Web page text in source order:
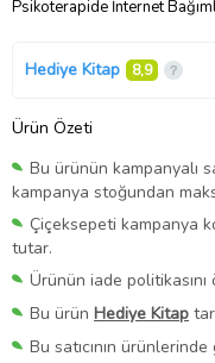
Psikoterapide İnternet
Hediye Kitap 8,9
Ürün Özeti
Bu ürünün kampanyalı
kampanya stoğundan
Çiçeksepeti kampanya
tutar.
Ürünün iade politikasını
Bu ürün Hediye Kitap
Bu satıcının